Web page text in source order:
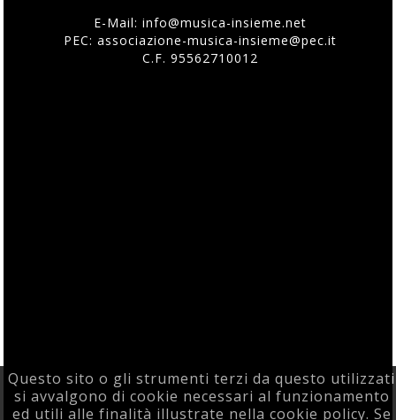
E-Mail: info@musica-insieme.net
PEC: associazione-musica-insieme@pec.it
C.F. 95562710012
Questo sito o gli strumenti terzi da questo utilizzati
si avvalgono di cookie necessari al funzionamento
ed utili alle finalità illustrate nella cookie policy. Se